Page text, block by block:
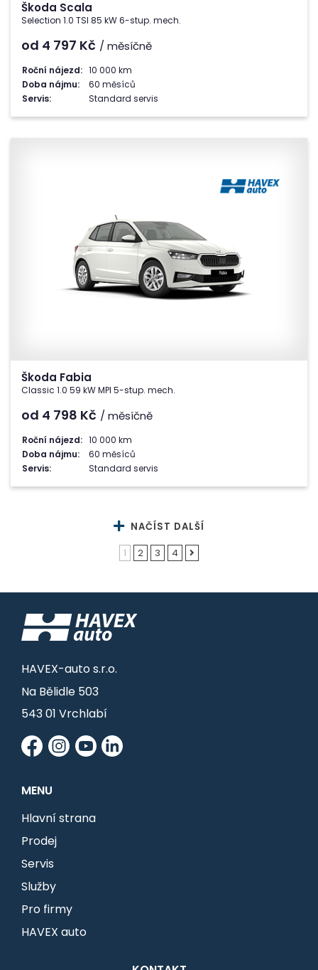
Škoda Scala
Selection 1.0 TSI 85 kW 6-stup. mech.
od 4 797 Kč / měsíčně
Roční nájezd: 10 000 km
Doba nájmu:
60 měsíců
Servis:
Standard servis
Škoda Fabia
Classic 1.0 59 kW MPI 5-stup. mech.
od 4 798 Kč / měsíčně
Roční nájezd: 10 000 km
Doba nájmu:
60 měsíců
Servis:
Standard servis
NAČÍST DALŠÍ
1
2 3 4
HAVEX-auto s.r.o.
Na Bělidle 503
543 01 Vrchlabí
MENU
Hlavní strana
Prodej
Servis
Služby
Pro firmy
HAVEX auto